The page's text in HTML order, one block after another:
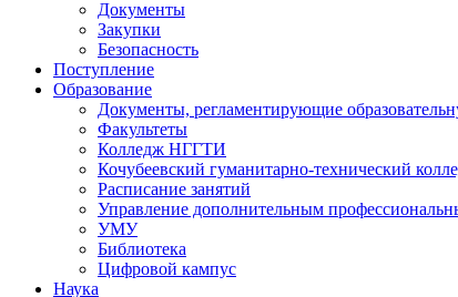
Документы
Закупки
Безопасность
Поступление
Образование
Документы, регламентирующие
Факультеты
Колледж НГГТИ
Кочубеевский гуманитарно-технический
Расписание занятий
Управление дополнительным
УМУ
Библиотека
Цифровой кампус
Наука